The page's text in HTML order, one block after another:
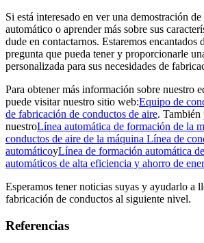
Si está interesado en ver una demostración
automático o aprender más sobre sus
dude en contactarnos. Estaremos encantados
pregunta que pueda tener y proporcionarle
personalizada para sus necesidades de
Para obtener más información sobre nuestro
puede visitar nuestro sitio web:Equipo de
de fabricación de conductos de aire. También
nuestroLínea automática de formación de la
conductos de aire de la máquina Línea de
automáticoyLínea de formación automática
automáticos de alta eficiencia y ahorro de
Esperamos tener noticias suyas y ayudarlo a
fabricación de conductos al siguiente nivel.
Referencias